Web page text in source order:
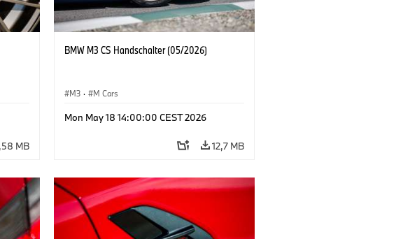
MB
BMW M3 CS Handschalter (05/2026)
M3 · M Cars
Mon May 18 14:00:00 CEST 2026
12,7 MB